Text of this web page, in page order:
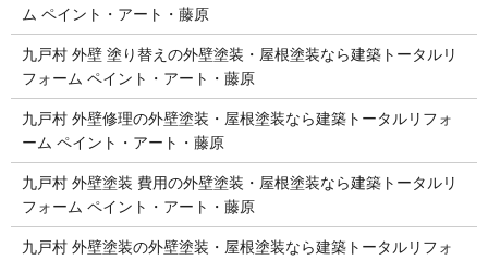
ム ペイント・アート・藤原
九戸村 外壁 塗り替えの外壁塗装・屋根塗装なら建築トータルリ
フォーム ペイント・アート・藤原
九戸村 外壁修理の外壁塗装・屋根塗装なら建築トータルリフォ
ーム ペイント・アート・藤原
九戸村 外壁塗装 費用の外壁塗装・屋根塗装なら建築トータルリ
フォーム ペイント・アート・藤原
九戸村 外壁塗装の外壁塗装・屋根塗装なら建築トータルリフォ